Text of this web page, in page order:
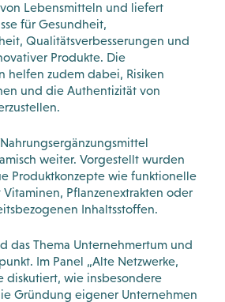
Lebensmitteln und liefert
für Gesundheit,
Qualitätsverbesserungen und
Produkte. Die
helfen zudem dabei, Risiken
und die Authentizität von
weiter. Vorgestellt wurden
Produktkonzepte wie funktionelle
Pflanzenextrakten oder
Inhaltsstoffen.
das Thema Unternehmertum und
Im Panel „Alte Netzwerke,
diskutiert, wie insbesondere
Gründung eigener Unternehmen